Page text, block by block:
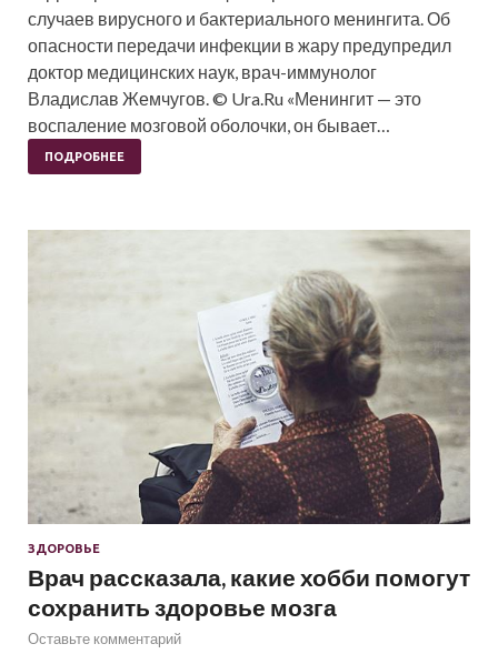
случаев вирусного и бактериального менингита. Об
опасности передачи инфекции в жару предупредил
доктор медицинских наук, врач-иммунолог
Владислав Жемчугов. © Ura.Ru «Менингит — это
воспаление мозговой оболочки, он бывает…
ПОДРОБНЕЕ
ЗДОРОВЬЕ
Врач рассказала, какие хобби помогут
сохранить здоровье мозга
Оставьте комментарий